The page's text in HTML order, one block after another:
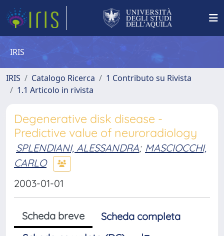
IRIS
IRIS Catalogo Ricerca
1 Contributo su Rivista
1.1 Articolo in rivista
Degenerative disk disease -
Predictive value of neuroradiology
SPLENDIANI, ALESSANDRA; MASCIOCCHI,
CARLO
2003-01-01
Scheda breve
Scheda completa